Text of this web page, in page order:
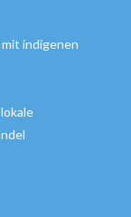
indigenen